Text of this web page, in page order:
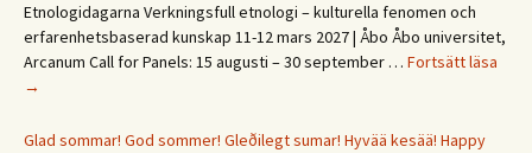
Etnologidagarna Verkningsfull etnologi – kulturella fenomen och
erfarenhetsbaserad kunskap 11-12 mars 2027 | Åbo Åbo universitet,
Arcanum Call for Panels: 15 augusti – 30 september … Fortsätt läsa
→
Glad sommar! God sommer! Gleðilegt sumar! Hyvää kesää! Happy